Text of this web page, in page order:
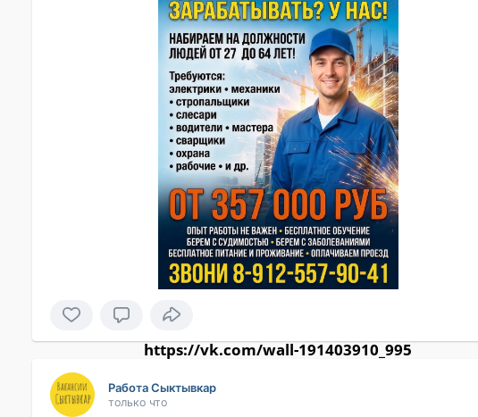
https://vk.com/wall-191403910_995
Работа Сыктывкар
только что